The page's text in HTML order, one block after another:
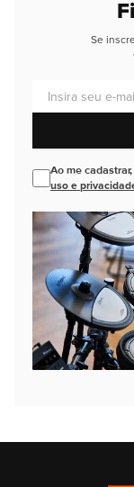
Se
Ao me
uso e